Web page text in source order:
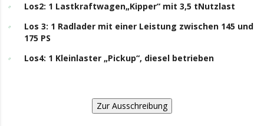
Los2: 1 Lastkraftwagen„Kipper“ mit 3,5 tNutzlast
Los 3: 1 Radlader mit einer Leistung zwischen 145 und
175 PS
Los4: 1 Kleinlaster „Pickup“, diesel betrieben
Zur Ausschreibung